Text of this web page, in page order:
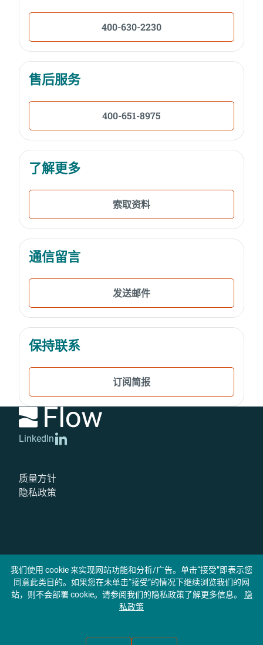
400-630-2230
售后服务
400-651-8975
了解更多
索取资料
通信留言
发送邮件
保持联系
订阅简报
LinkedIn
质量方针
隐私政策
我们使用 cookie 来实现网站功能和分析/广告。单击“接受”即表示您
同意此类目的。如果您在未单击“接受”的情况下继续浏览我们的网
站，则不会部署 cookie。请参阅我们的隐私政策了解更多信息。
隐
私政策